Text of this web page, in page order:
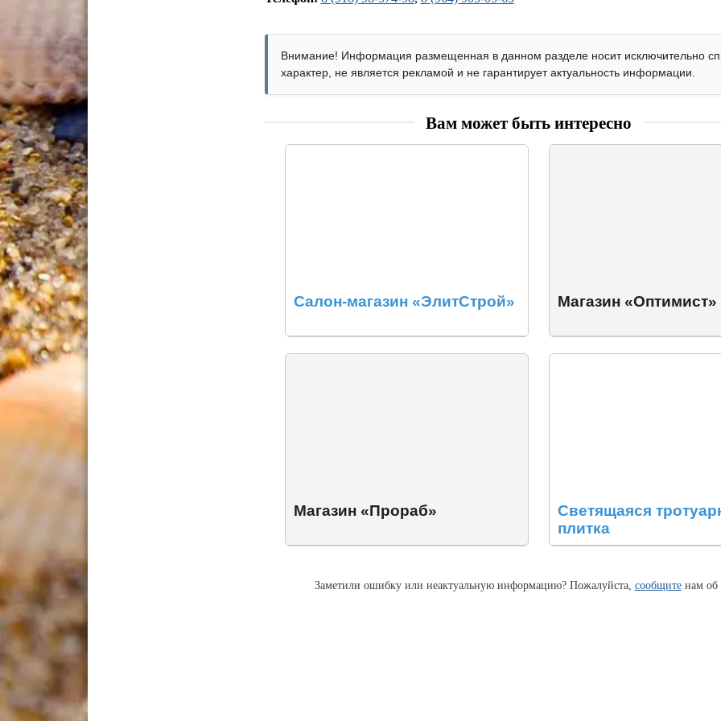
Внимание! Информация размещенная в данном разделе носит исключительно
характер, не является рекламой и не гарантирует актуальность информации.
Вам может быть интересно
Салон-магазин «ЭлитСтрой» Магазин «Оптимист»
Магазин «Прораб»
Светящаяся
плитка
Заметили ошибку или неактуальную информацию? Пожалуйста, сообщитенам об